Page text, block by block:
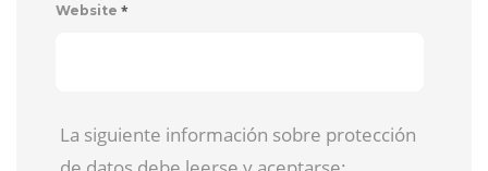
Website *
La siguiente información sobre protección